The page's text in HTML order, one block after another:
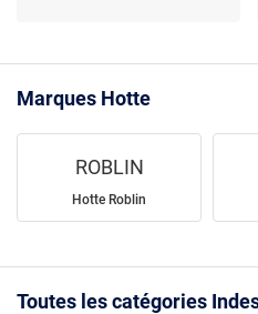
Marques Hotte
ROBLIN
Hotte Roblin
Toutes les catégories